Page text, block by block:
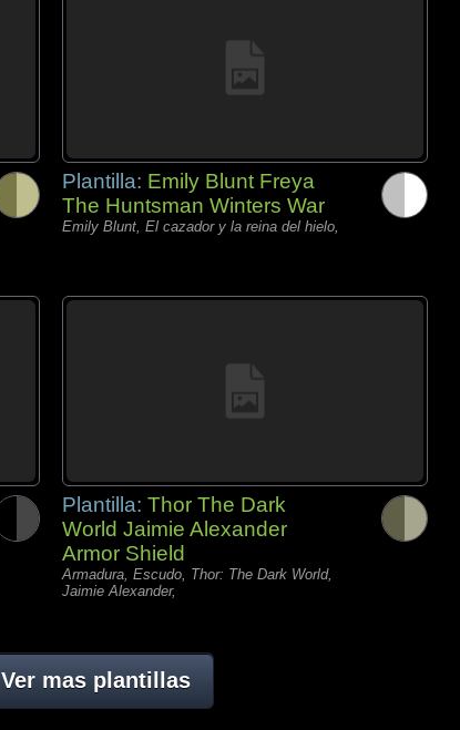
Plantilla: Emily Blunt Freya
The Huntsman Winters War
Emily Blunt, El cazador y la reina del hielo,
Plantilla: Thor The Dark
World Jaimie Alexander
Armor Shield
Armadura, Escudo, Thor: The Dark World,
Jaimie Alexander,
Ver mas plantillas